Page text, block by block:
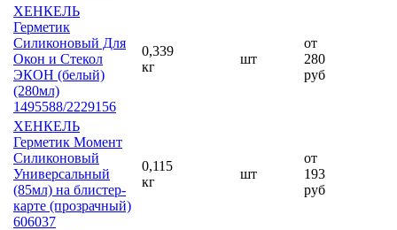
ХЕНКЕЛЬ
Герметик
Силиконовый Для
Окон и Стекол
ЭКОН (белый)
(280мл)
1495588/2229156
0,339
кг
шт
от
280
руб
ХЕНКЕЛЬ
Герметик Момент
Силиконовый
Универсальный
(85мл) на блистер-
карте (прозрачный)
606037
0,115
кг
шт
от
193
руб